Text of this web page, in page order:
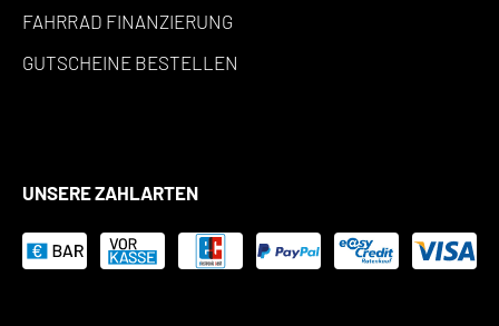
FAHRRAD FINANZIERUNG
GUTSCHEINE BESTELLEN
UNSERE ZAHLARTEN